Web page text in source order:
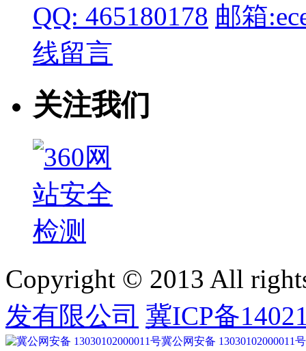
QQ: 465180178 邮箱
线留言
关注我们
Copyright © 2013 All
发有限公司 冀ICP备
冀公网安备 13030102000011号